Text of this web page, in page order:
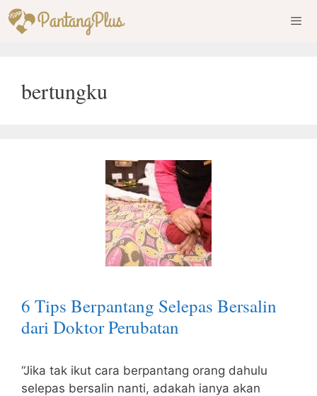
Skip
to
bertungku
6 Tips Berpantang Selepas Bersalin
dari Doktor Perubatan
“Jika tak ikut cara berpantang orang dahulu
selepas bersalin nanti, adakah ianya akan